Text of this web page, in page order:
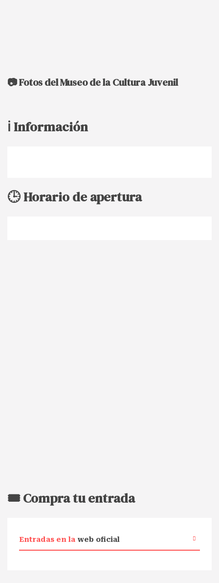
📷 Fotos del Museo de la Cultura Juvenil
ℹ️ Información
🕒 Horario de apertura
🎟️ Compra tu entrada
Entradas en la web oficial